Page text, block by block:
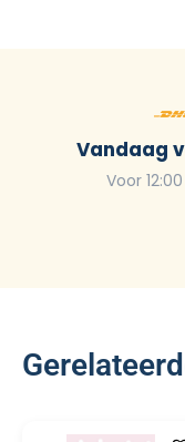
Vandaag
Voor